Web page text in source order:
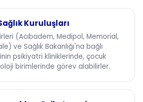
Kuruluşları
(Acıbadem, Medipol, Memorial,
ve Sağlık Bakanlığı'na bağlı
psikiyatri kliniklerinde, çocuk
birimlerinde görev alabilirler.